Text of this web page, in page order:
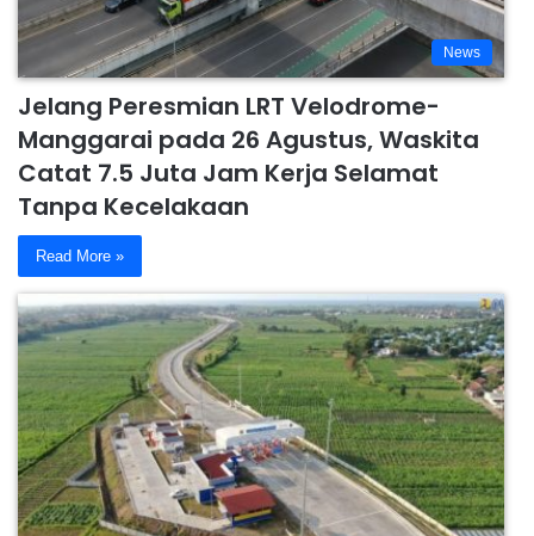
News
Jelang Peresmian LRT Velodrome-
Manggarai pada 26 Agustus, Waskita
Catat 7.5 Juta Jam Kerja Selamat
Tanpa Kecelakaan
Read More »